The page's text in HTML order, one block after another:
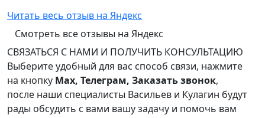
Читать весь отзыв на Яндекс
Смотреть все отзывы на Яндекс
СВЯЗАТЬСЯ С НАМИ И ПОЛУЧИТЬ КОНСУЛЬТАЦИЮ
Выберите удобный для вас способ связи, нажмите
на кнопку Max, Телеграм, Заказать звонок,
после наши специалисты Васильев и Кулагин будут
рады обсудить с вами вашу задачу и помочь вам